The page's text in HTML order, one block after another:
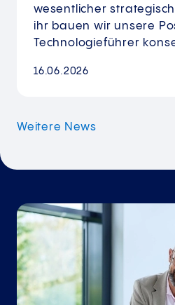
wesentlicher
ihr bauen wir unsere
Technologieführer
16.06.2026
Weitere News